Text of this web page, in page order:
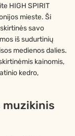
HIGH SPIRIT
mieste. Ši
savo
iš sudurtinių
medienos dalies.
kainomis,
kedro,